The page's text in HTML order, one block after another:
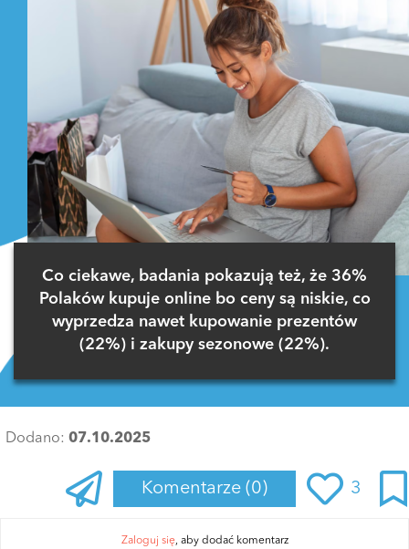
Co ciekawe, badania pokazują też, że 36%
Polaków kupuje online bo ceny są niskie, co
wyprzedza nawet kupowanie prezentów
(22%) i zakupy sezonowe (22%).
Dodano: 07.10.2025
Komentarze (0) 3
Zaloguj się, aby dodać komentarz